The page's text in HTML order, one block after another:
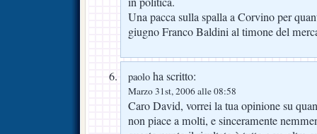
Una pacca sulla spalla a Corvino per
giugno Franco Baldini al timone del
paolo ha scritto:
Marzo 31st, 2006 alle 08:58
Caro David, vorrei la tua opinione su
non piace a molti, e sinceramente